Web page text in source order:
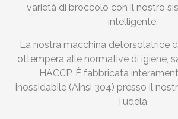
varietà di broccolo con il nostro
intelligente.
La nostra macchina detorsolatrice
ottempera alle normative di igiene,
HACCP. È fabbricata
inossidabile (Ainsi 304) presso il
Tudela.